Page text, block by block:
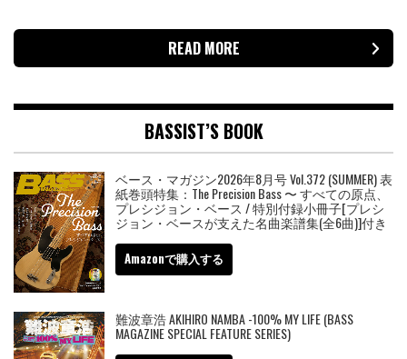
READ MORE
BASSIST’S BOOK
ベース・マガジン2026年8月号 Vol.372 (SUMMER) 表
紙巻頭特集：The Precision Bass 〜 すべての原点、
プレシジョン・ベース / 特別付録小冊子[プレシ
ジョン・ベースが支えた名曲楽譜集(全6曲)]付き
Amazonで購入する
難波章浩 AKIHIRO NAMBA -100% MY LIFE (BASS
MAGAZINE SPECIAL FEATURE SERIES)